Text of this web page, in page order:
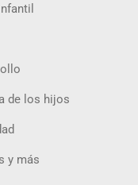
de los hijos
y más